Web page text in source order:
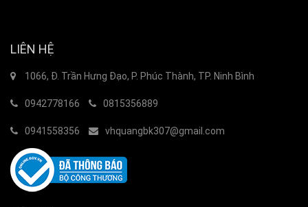
LIÊN HỆ
1066, Đ. Trần Hưng Đạo, P. Phúc Thành, TP. Ninh Bình
0942778166 0815356889
0941558356 vhquangbk307@gmail.com